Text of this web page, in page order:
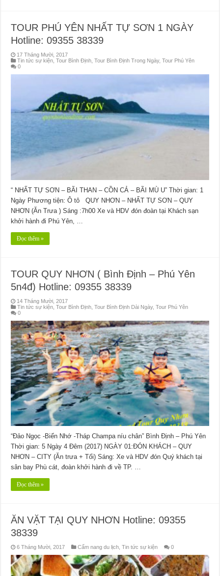
TOUR PHÚ YÊN NHẤT TỰ SƠN 1 NGÀY
Hotline: 09355 38339
17 Tháng Mười, 2017
Tin tức sự kiện ,Tour Bình Định ,Tour Bình Định Trong Ngày,Tour Phú Yên
0
“ NHẤT TỰ SƠN – BÃI THAN – CỒN CẢ – BÃI MÙ U” Thời gian: 1
Ngày Phương tiện: Ô tô QUY NHƠN – NHẤT TỰ SƠN – QUY
NHƠN (Ăn Trưa ) Sáng :7h00 Xe và HDV đón đoàn tại Khách sạn
khởi hành đi Phú Yên, …
Đọc thêm »
TOUR QUY NHƠN ( Bình Định – Phú Yên
5n4đ) Hotline: 09355 38339
14 Tháng Mười, 2017
Tin tức sự kiện ,Tour Bình Định ,Tour Bình Định Dài Ngày,Tour Phú Yên
0
“Đảo Ngọc -Biển Nhớ -Tháp Champa níu chân” Bình Định – Phú Yên
Thời gian: 5 Ngày 4 Đêm (2017) NGÀY 01:ĐÓN KHÁCH – QUY
NHƠN – CITY (Ăn trưa + Tối) Sáng: Xe và HDV đón Quý khách tại
sân bay Phù cát, đoàn khởi hành đi về TP. …
Đọc thêm »
ĂN VẶT TẠI QUY NHƠN Hotline: 09355
38339
6 Tháng Mười, 2017 Cẩm nang du lịch ,Tin tức sự kiện 0